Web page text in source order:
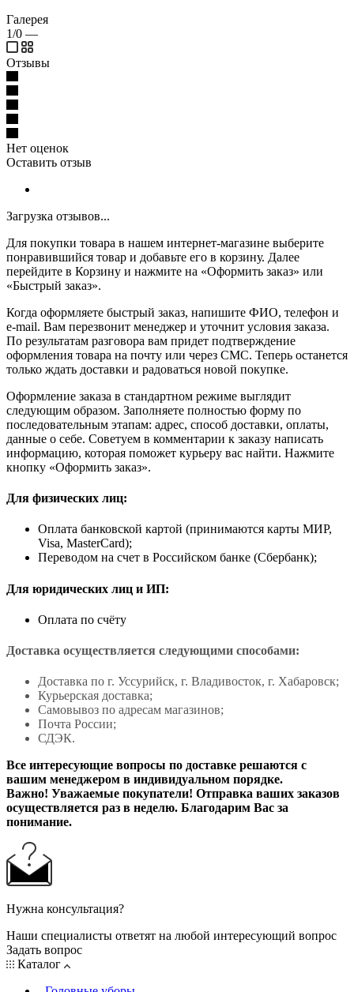
Галерея
1/0 —
Отзывы
Нет оценок
Оставить отзыв
Загрузка отзывов...
Для покупки товара в нашем интернет-магазине выберите
понравившийся товар и добавьте его в корзину. Далее
перейдите в Корзину и нажмите на «Оформить заказ» или
«Быстрый заказ».
Когда оформляете быстрый заказ, напишите ФИО, телефон и
e-mail. Вам перезвонит менеджер и уточнит условия заказа.
По результатам разговора вам придет подтверждение
оформления товара на почту или через СМС. Теперь останется
только ждать доставки и радоваться новой покупке.
Оформление заказа в стандартном режиме выглядит
следующим образом. Заполняете полностью форму по
последовательным этапам: адрес, способ доставки, оплаты,
данные о себе. Советуем в комментарии к заказу написать
информацию, которая поможет курьеру вас найти. Нажмите
кнопку «Оформить заказ».
Для физических лиц:
Оплата банковской картой (принимаются карты МИР,
Visa, MasterCard);
Переводом на счет в Российском банке (Сбербанк);
Для юридических лиц и ИП:
Оплата по счёту
Доставка осуществляется следующими способами:
Доставка по г. Уссурийск, г. Владивосток, г. Хабаровск;
Курьерская доставка;
Самовывоз по адресам магазинов;
Почта России;
СДЭК.
Все интересующие вопросы по доставке решаются с
вашим менеджером в индивидуальном порядке.
Важно! Уважаемые покупатели! Отправка ваших заказов
осуществляется раз в неделю. Благодарим Вас за
понимание.
Нужна консультация?
Наши специалисты ответят на любой интересующий вопрос
Задать вопрос
Каталог